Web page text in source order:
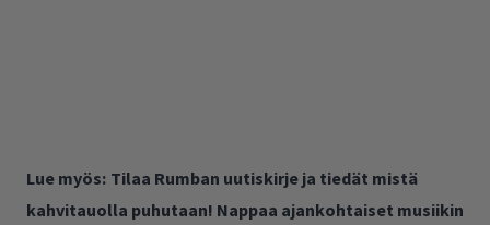
Lue myös: Tilaa Rumban uutiskirje ja tiedät mistä
kahvitauolla puhutaan! Nappaa ajankohtaiset musiikin